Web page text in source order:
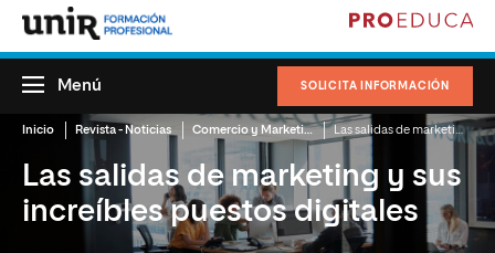
SOLICITA INFORMACIÓN
Menú
Inicio Revista - Noticias Comercio y Marketing Las salidas de marketing y sus increíbles puestos digitales
Las salidas de marketing y sus
increíbles puestos digitales